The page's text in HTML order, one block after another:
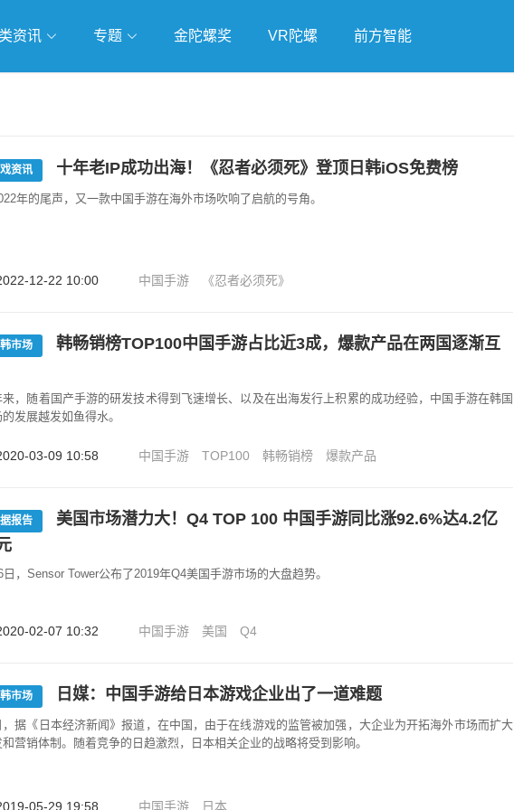
资讯 专题 金陀螺奖 VR陀螺 前方智能
资讯 十年老IP成功出海！《忍者必须死》登顶日韩iOS免费榜
年的尾声，又一款中国手游在海外市场吹响了启航的号角。
12-22 10:00 中国手游 《忍者必须死》
韩市场
韩畅销榜TOP100中国手游占比近3成，爆款产品在两国逐渐互
来，随着国产手游的研发技术得到飞速增长、以及在出海发行上积累的成功经验，中国手游在韩国
发展越发如鱼得水。
03-09 10:58 中国手游 TOP100 韩畅销榜 爆款产品
报告
美国市场潜力大！Q4 TOP 100 中国手游同比涨92.6%达4.2亿
日，Sensor Tower公布了2019年Q4美国手游市场的大盘趋势。
02-07 10:32 中国手游 美国 Q4
韩市场 日媒：中国手游给日本游戏企业出了一道难题
，据《日本经济新闻》报道，在中国，由于在线游戏的监管被加强，大企业为开拓海外市场而扩大
营销体制。随着竞争的日趋激烈，日本相关企业的战略将受到影响。
05-29 19:58 中国手游 日本